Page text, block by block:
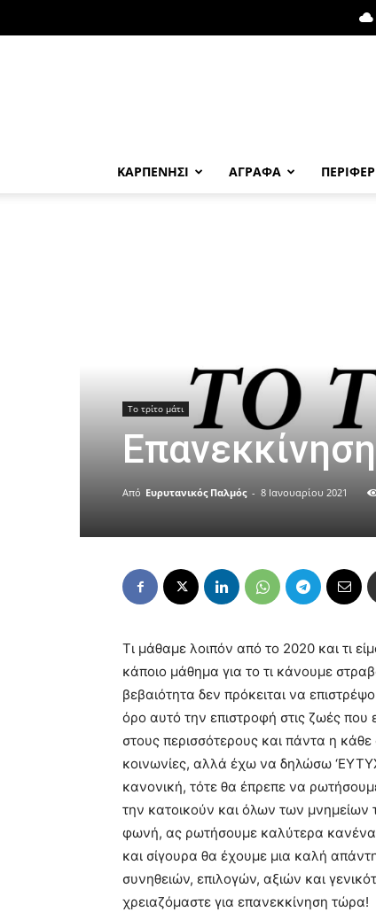
ΚΑΡΠΕΝΗΣΙ ΑΓΡΑΦΑ
Το τρίτο μάτι
Από Ευρυτανικός Παλμός - 8 Ιανουαρίου 2021
Τι μάθαμε λοιπόν από το 2020 και τι
κάποιο μάθημα για το τι κάνουμε
βεβαιότητα δεν πρόκειται να
όρο αυτό την επιστροφή στις ζωές που
στους περισσότερους και πάντα η
κοινωνίες, αλλά έχω να δηλώσω
κανονική, τότε θα έπρεπε να
την κατοικούν και όλων των μνημείων
φωνή, ας ρωτήσουμε καλύτερα
και σίγουρα θα έχουμε μια καλή
συνηθειών, επιλογών, αξιών και
χρειαζόμαστε για επανεκκίνηση τώρα!